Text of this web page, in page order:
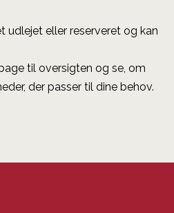
udlejet eller reserveret og kan
til oversigten og se, om
der passer til dine behov.